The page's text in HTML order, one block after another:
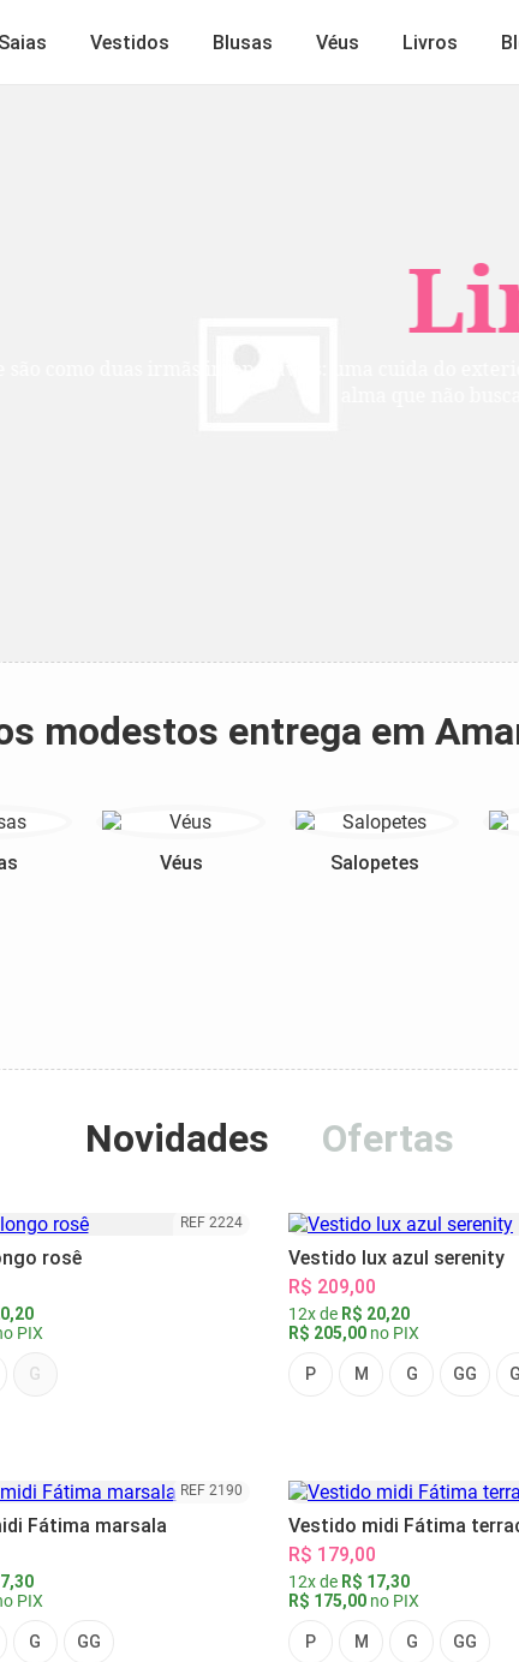
Saias Vestidos Blusas Véus Livros
modestos entrega em
Véus Salopetes
Novidades Ofertas
REF 2224
rosê
PIX
G
Vestido lux azul serenity
R$ 209,00
12x de R$ 20,20
R$ 205,00 no PIX
P M G GG
REF 2190
Fátima marsala
PIX
G GG
Vestido midi Fátima
R$ 179,00
12x de R$ 17,30
R$ 175,00 no PIX
P M G GG